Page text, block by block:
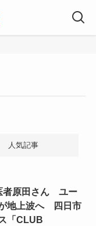
人気記事
者原田さん ユー
地上波へ 四日市
「CLUB